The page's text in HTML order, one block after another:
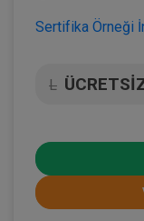
Sertifika Örneği
L